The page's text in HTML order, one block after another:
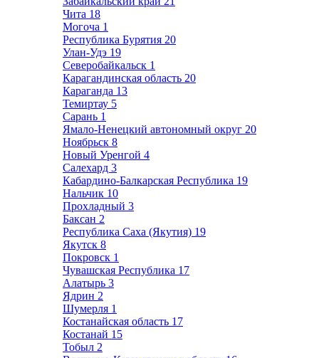
Чита 18
Могоча 1
Республика Бурятия 20
Улан-Удэ 19
Северобайкальск 1
Карагандинская область 20
Караганда 13
Темиртау 5
Сарань 1
Ямало-Ненецкий автономный округ 20
Ноябрьск 8
Новый Уренгой 4
Салехард 3
Кабардино-Балкарская Республика 19
Нальчик 10
Прохладный 3
Баксан 2
Республика Саха (Якутия) 19
Якутск 8
Покровск 1
Чувашская Республика 17
Алатырь 3
Ядрин 2
Шумерля 1
Костанайская область 17
Костанай 15
Тобыл 2